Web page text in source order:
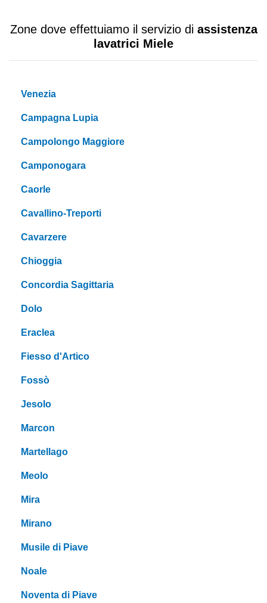
Zone dove effettuiamo il servizio di assistenza
lavatrici Miele
Venezia
Campagna Lupia
Campolongo Maggiore
Camponogara
Caorle
Cavallino-Treporti
Cavarzere
Chioggia
Concordia Sagittaria
Dolo
Eraclea
Fiesso d'Artico
Fossò
Jesolo
Marcon
Martellago
Meolo
Mira
Mirano
Musile di Piave
Noale
Noventa di Piave